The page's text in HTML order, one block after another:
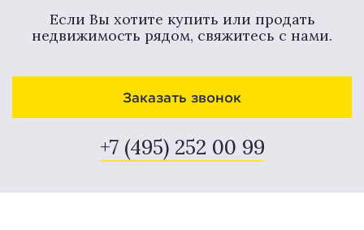
Если Вы хотите купить или продать
недвижимость рядом, свяжитесь с нами.
Заказать звонок
+7 (495) 252 00 99